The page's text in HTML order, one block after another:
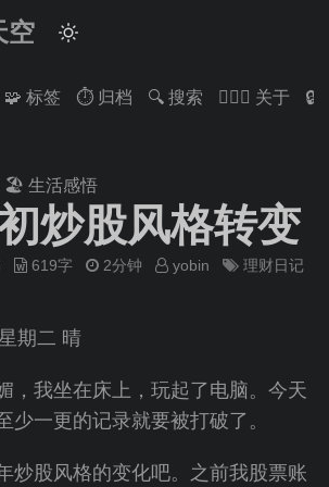
空
🧩 标签 ⏱ 归档 🔍 搜索 🙋🏻‍♂️ 关于 🔒
🏖 生活感悟
炒股风格转变
619字 2分钟 yobin
理财日记
期二 晴
，我坐在床上，玩起了电脑。今天
少一更的记录就要被打破了。
炒股风格的变化吧。之前我股票账